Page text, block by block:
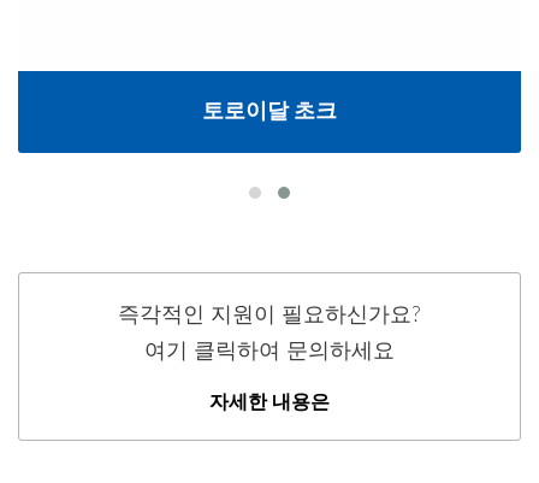
토로이달 초크
즉각적인 지원이 필요하신가요?
여기 클릭하여 문의하세요
자세한 내용은